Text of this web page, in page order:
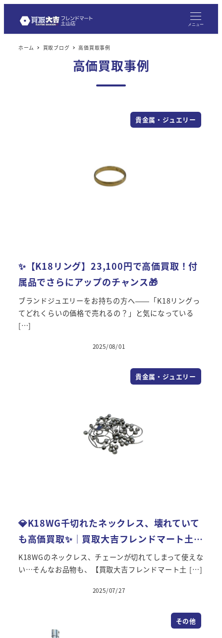
メニュー
ホーム 買取ブログ 高価買取事例
高価買取事例
貴金属・ジュエリー
✨【K18リング】23,100円で高価買取！付
属品でさらにアップのチャンス🎁
ブランドジュエリーをお持ちの方へ——「K18リングっ
てどれくらいの価格で売れるの？」と気になっている
[…]
投稿日
2025/08/01
貴金属・ジュエリー
💎K18WG千切れたネックレス、壊れていて
も高価買取✨｜買取大吉フレンドマート土…
K18WGのネックレス、チェーンが切れてしまって使えな
い…そんなお品物も、【買取大吉フレンドマート土 […]
投稿日
2025/07/27
その他